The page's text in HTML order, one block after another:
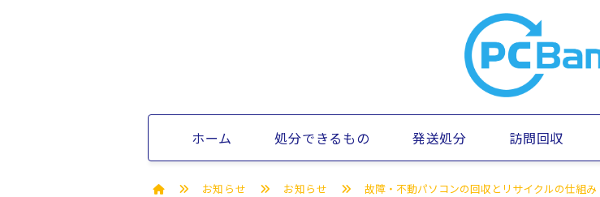
ホーム 処分できるもの 発送処分 訪問回収
お知らせ お知らせ 故障・不動パソコンの回収とリサイクルの仕組み